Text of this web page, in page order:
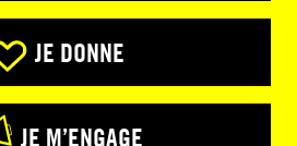
JE DONNE
JE M’ENGAGE